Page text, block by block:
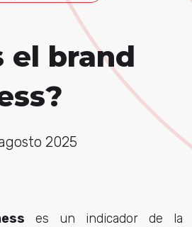
el brand
2025
es un indicador de la